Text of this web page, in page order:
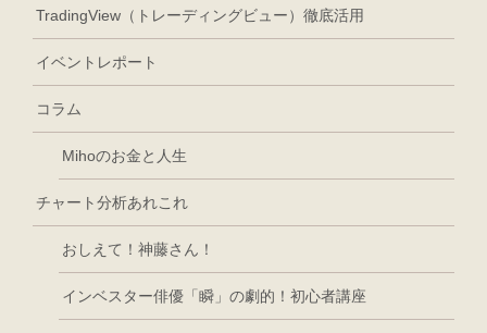
TradingView（トレーディングビュー）徹底活用
イベントレポート
コラム
Mihoのお金と人生
チャート分析あれこれ
おしえて！神藤さん！
インベスター俳優「瞬」の劇的！初心者講座